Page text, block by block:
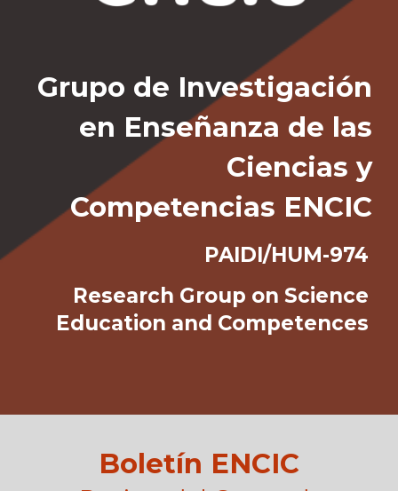
Grupo de Investigación
en Enseñanza de las
Ciencias y
Competencias ENCIC
PAIDI/HUM-974
Research Group on Science
Education and Competences
Boletín ENCIC